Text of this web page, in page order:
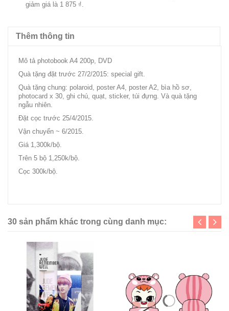
giảm giá là 1 875 ₫.
Thêm thông tin
Mô tả photobook A4 200p, DVD
Quà tặng đặt trước 27/2/2015: special gift.
Quà tặng chung: polaroid, poster A4, poster A2, bìa hồ sơ,
photocard x 30, ghi chú, quạt, sticker, túi đựng. Và quà tặng
ngẫu nhiên.
Đặt cọc trước 25/4/2015.
Vận chuyển ~ 6/2015.
Giá 1,300k/bộ.
Trên 5 bộ 1,250k/bộ.
Cọc 300k/bộ.
30 sản phẩm khác trong cùng danh mục: